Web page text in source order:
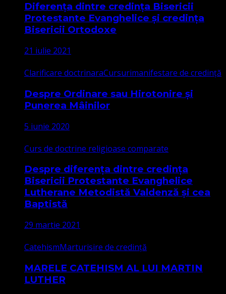
Diferența dintre credința Bisericii
Protestante Evanghelice și credința
Bisericii Ortodoxe
21 iulie 2021
Clarificare doctrinaraCursurimanifestare de credință
Despre Ordinare sau Hirotonire și
Punerea Mâinilor
5 iunie 2020
Curs de doctrine religioase comparate
Despre diferența dintre credința
Bisericii Protestante Evanghelice
Lutherane Metodistă Valdenză și cea
Baptistă
29 martie 2021
CatehismMarturisire de credință
MARELE CATEHISM AL LUI MARTIN
LUTHER